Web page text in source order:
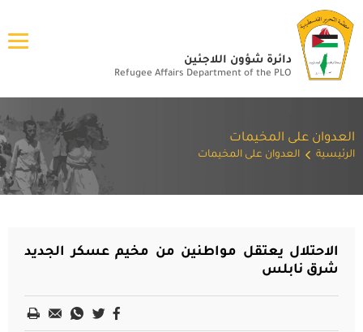
دائرة شؤون اللاجئين
Refugee Affairs Department of the PLO
العدوان على المخيمات
الرئيسية العدوان على المخيمات
الاحتلال يعتقل مواطنين من مخيم عسكر الجديد
شرق نابلس